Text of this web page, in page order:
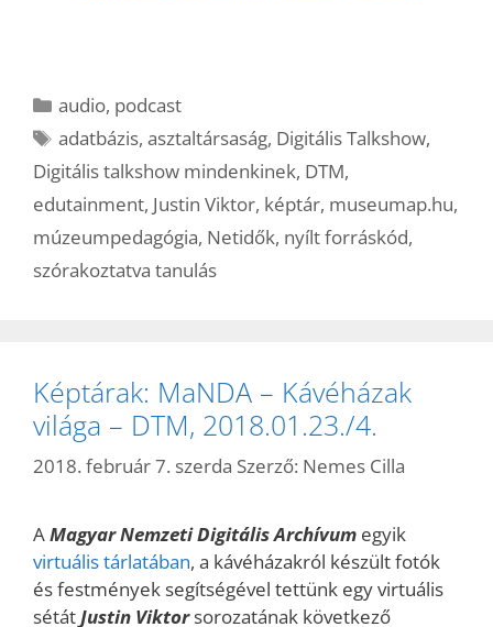
Kategória
audio, podcast
Címkék
adatbázis,asztaltársaság, Digitális Talkshow,
Digitális talkshow mindenkinek, DTM,
edutainment, Justin Viktor, képtár, museumap.hu,
múzeumpedagógia, Netidők, nyílt forráskód,
szórakoztatva tanulás
Képtárak: MaNDA – Kávéházak
világa – DTM, 2018.01.23./4.
2018. február 7. szerda Szerző: Nemes Cilla
AMagyar Nemzeti Digitális Archívum egyik
virtuális tárlatában, a kávéházakról készült fotók
és festmények segítségével tettünk egy virtuális
sétátJustin Viktorsorozatának következő